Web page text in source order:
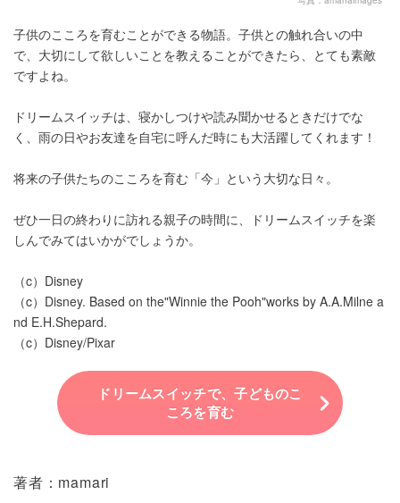
子供のこころを育むことができる物語。子供との触れ合いの中
で、大切にして欲しいことを教えることができたら、とても素敵
ですよね。
ドリームスイッチは、寝かしつけや読み聞かせるときだけでな
く、雨の日やお友達を自宅に呼んだ時にも大活躍してくれます！
将来の子供たちのこころを育む「今」という大切な日々。
ぜひ一日の終わりに訪れる親子の時間に、ドリームスイッチを楽
しんでみてはいかがでしょうか。
（c）Disney
（c）Disney. Based on the"Winnie the Pooh"works by A.A.Milne a
nd E.H.Shepard.
（c）Disney/Pixar
ドリームスイッチで、子どものこ
ころを育む
著者：mamari